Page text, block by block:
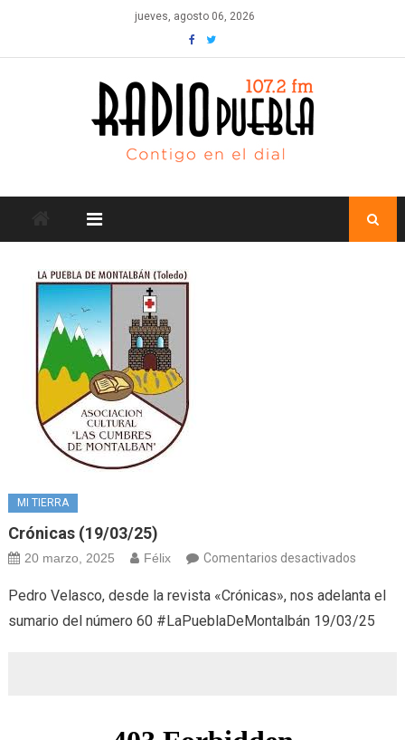
content
jueves, agosto 06, 2026
MI TIERRA
Crónicas (19/03/25)
20 marzo, 2025 Félix Comentarios desactivadosen
(19/03/
Pedro Velasco, desde la revista «Crónicas», nos adelanta el
sumario del número 60 #LaPueblaDeMontalbán 19/03/25